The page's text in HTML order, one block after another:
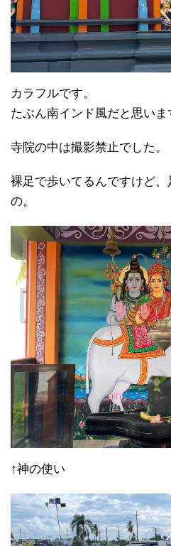
カラフルです。
たぶん南インド風だと思いま
寺院の中は撮影禁止でした。
裸足で歩いてるんですけど、
の。
↑神の使い